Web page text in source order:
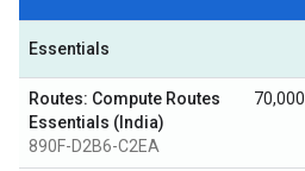
Essentials
Routes: Compute Routes
Essentials (India)
890F-D2B6-C2EA
70,000